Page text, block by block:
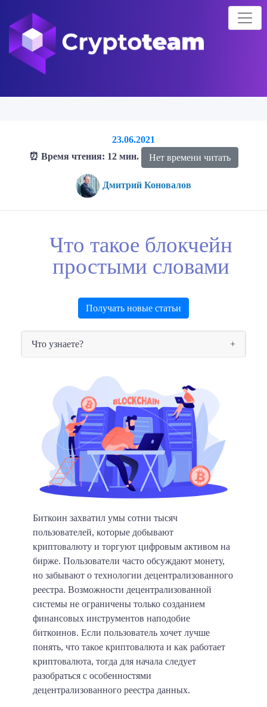
23.06.2021
⏰ Время чтения: 12 мин.
Нет времени читать
Дмитрий Коновалов
блокчейн простыми словами
Что такое блокчейн
простыми словами
Получать новые статьи
Что узнаете?
Биткоин захватил умы сотни тысяч
пользователей, которые добывают
криптовалюту и торгуют цифровым активом на
бирже. Пользователи часто обсуждают монету,
но забывают о технологии децентрализованного
реестра. Возможности децентрализованной
системы не ограничены только созданием
финансовых инструментов наподобие
биткоинов. Если пользователь хочет лучше
понять, что такое криптовалюта и как работает
криптовалюта, тогда для начала следует
разобраться с особенностями
децентрализованного реестра данных.